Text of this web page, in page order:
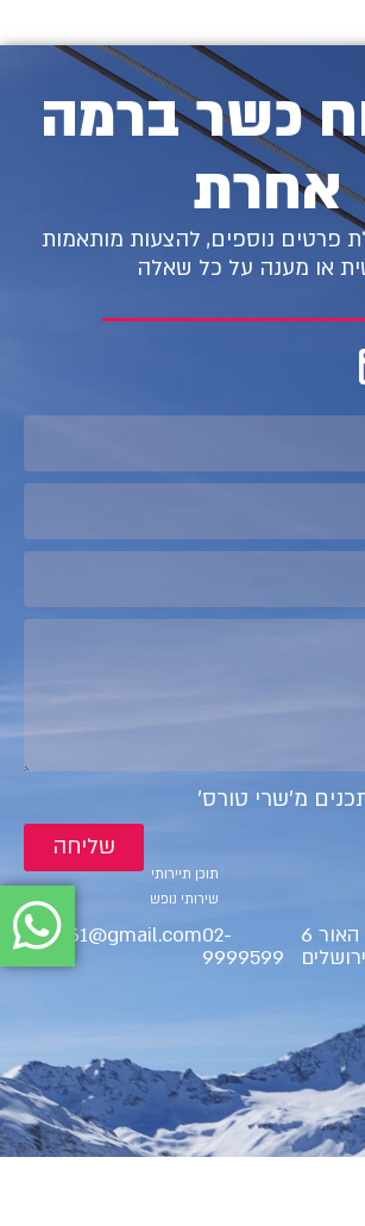
כשר ברמה
אחרת
פרטים נוספים, להצעות מותאמות
או מענה על כל שאלה
מ׳שרי טורס׳
שליחה
תוכן תיירותי
שירותי נופש
האור 6
ירושלים
02-
9999599
ct9561@gmail.com